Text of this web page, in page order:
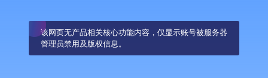
该网页无产品相关核心功能内容，仅显示账号被服务器
管理员禁用及版权信息。